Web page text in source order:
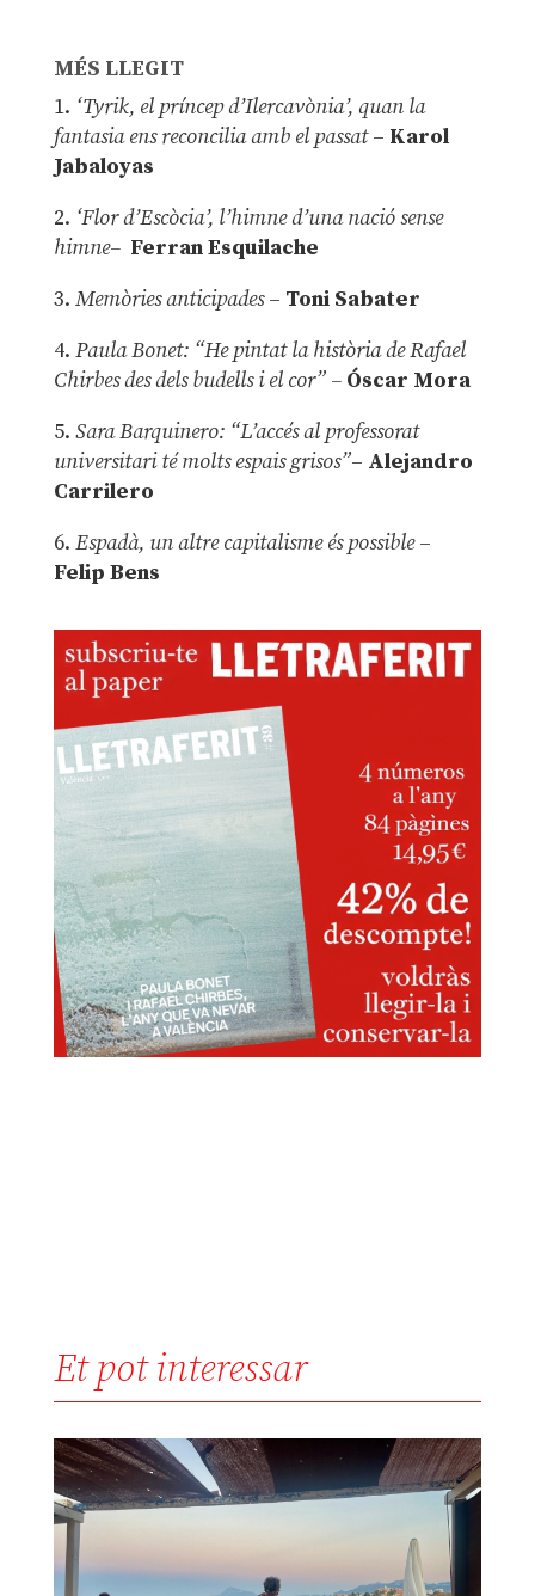
MÉS LLEGIT
1. ‘Tyrik, el príncep d’Ilercavònia’, quan la
fantasia ens reconcilia amb el passat– Karol
Jabaloyas
2. ‘Flor d’Escòcia’, l’himne d’una nació sense
himne– Ferran Esquilache
3. Memòries anticipades– Toni Sabater
4. Paula Bonet: “He pintat la història de Rafael
Chirbes des dels budells i el cor” –Óscar Mora
5. Sara Barquinero: “L’accés al professorat
universitari té molts espais grisos”– Alejandro
Carrilero
6. Espadà, un altre capitalisme és possible –
Felip Bens
Et pot interessar